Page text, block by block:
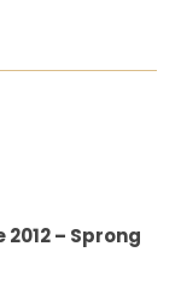
– Sprong